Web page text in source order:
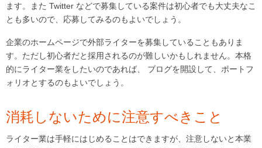
ます。また Twitter などで募集している案件は初心者でも大丈夫なこ
とも多いので、応募してみるのもよいでしょう。
企業のホームページで外部ライターを募集していることもありま
す。ただし初心者だと採用されるのが難しいかもしれません。本格
的にライター業をしたいのであれば、 ブログを開設して、ポートフ
ォリオとするのもよいでしょう。
消耗しないために注意すべきこと
ライター業は手軽にはじめることはできますが、注意しないと本業